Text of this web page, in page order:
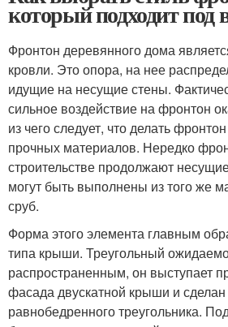
который подходит под
Фронтон деревянного дома
кровли. Это опора, на нее
идущие на несущие стены.
сильное воздействие на фронтон
из чего следует, что делать
прочных материалов. Нередко
строительстве продолжают
могут быть выполнены из того же
сруб.
Форма этого элемента главным
типа крыши. Треугольный
распространенным, он выступает
фасада двускатной крыши и
равнобедренного треугольника.